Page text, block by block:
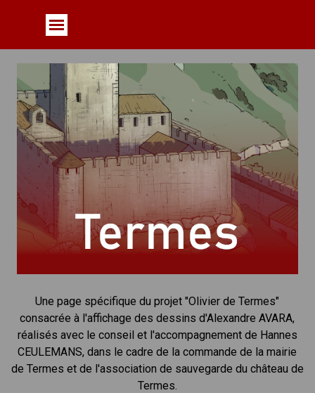
Sauter le menu
Une page spécifique du projet "Olivier de Termes"
consacrée à l'affichage des dessins d'Alexandre AVARA,
réalisés avec le conseil et l'accompagnement de Hannes
CEULEMANS, dans le cadre de la commande de la mairie
de Termes et de l'association de sauvegarde du château de
Termes.